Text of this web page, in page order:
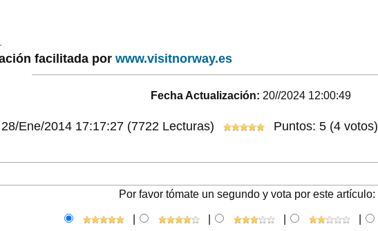
facilitada por www.visitnorway.es
Fecha Actualización: 20//2024 12:00:49
Ene/2014 17:17:27 (7722 Lecturas)
Puntos: 5 (4 votos)
Por favor tómate un segundo y vota por este artículo: